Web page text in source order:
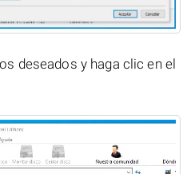
deseados y haga clic en el